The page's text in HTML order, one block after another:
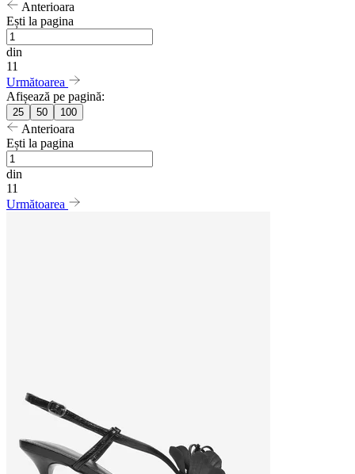
Anterioara
Ești la pagina
din
11
Următoarea
Afișează pe pagină:
25 50 100
Anterioara
Ești la pagina
din
11
Următoarea